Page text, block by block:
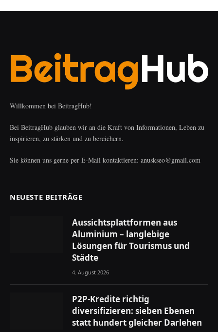
Willkommen bei BeitragHub!
Bei BeitragHub glauben wir an die Kraft von Informationen, Leben zu
inspirieren, zu stärken und zu bereichern.
Sie können uns gerne per E-Mail kontaktieren: anuskseo@gmail.com
NEUESTE BEITRÄGE
Aussichtsplattformen aus
Aluminium – langlebige
Lösungen für Tourismus und
Städte
4. August 2026
P2P-Kredite richtig
diversifizieren: sieben Ebenen
statt hundert gleicher Darlehen